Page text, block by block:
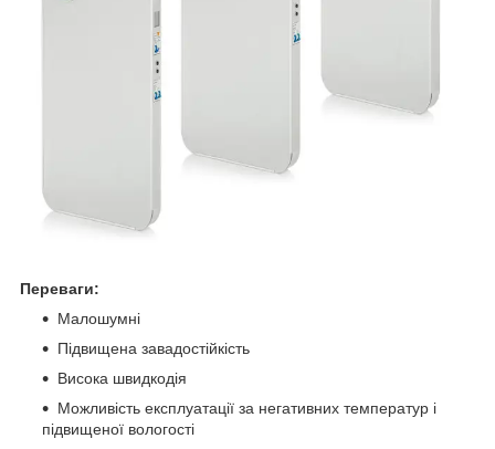
Переваги:
Малошумні
Підвищена завадостійкість
Висока швидкодія
Можливість експлуатації за негативних температур і
підвищеної вологості